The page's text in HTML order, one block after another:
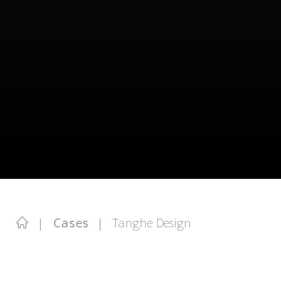
Cases Tanghe Design